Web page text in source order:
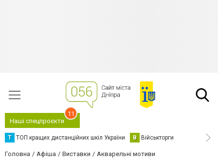
Наші спецпроєкти
11
Т ТОП кращих дистанційних шкіл України В Військторги
Головна Афіша Виставки Акварельні мотиви